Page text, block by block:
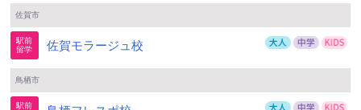
佐賀市
佐賀モラージュ校
鳥栖市